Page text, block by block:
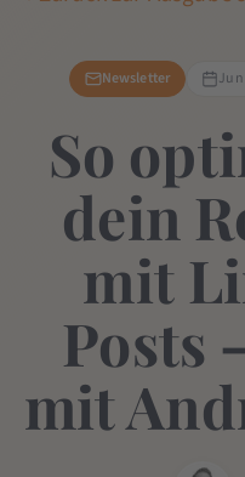
Newsletter Jun
So
dein
mit
Posts
mit